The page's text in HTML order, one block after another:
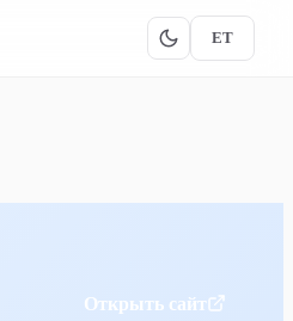
ET
Открыть сайт